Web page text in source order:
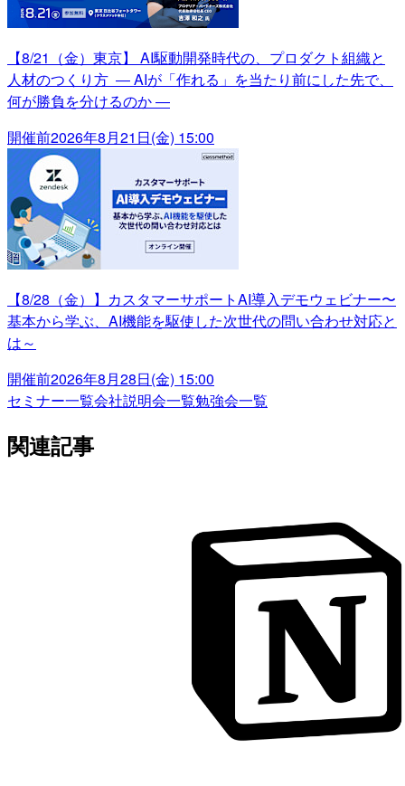
【8/21（金）東京】 AI駆動開発時代の、プロダクト組織と
人材のつくり方 ― AIが「作れる」を当たり前にした先で、
何が勝負を分けるのか ―
開催前2026年8月21日(金) 15:00
【8/28（金）】カスタマーサポートAI導入デモウェビナー〜
基本から学ぶ、AI機能を駆使した次世代の問い合わせ対応と
は～
開催前2026年8月28日(金) 15:00
セミナー一覧会社説明会一覧勉強会一覧
関連記事